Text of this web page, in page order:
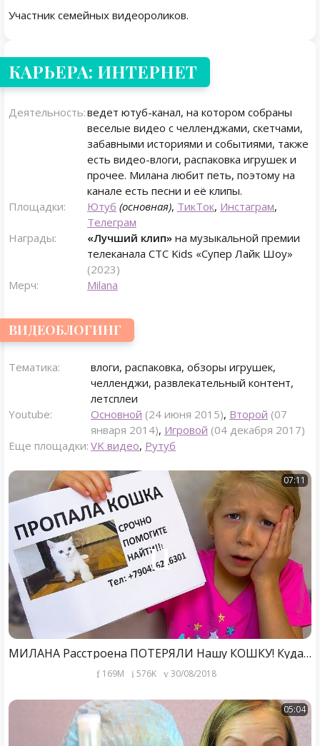
Участник семейных видеороликов.
КАРЬЕРА: ИНТЕРНЕТ
Деятельность:ведет ютуб-канал, на котором собраны
веселые видео с челленджами, скетчами,
забавными историями и событиями, также
есть видео-влоги, распаковка игрушек и
прочее. Милана любит петь, поэтому на
канале есть песни и её клипы.
Площадки:
Ютуб (основная), ТикТок, Инстаграм,
Телеграм
Награды:
«Лучший клип» на музыкальной премии
телеканала СТС Kids «Супер Лайк Шоу»
(2023)
Мерч:
Milana
ВИДЕОБЛОГИНГ
Тематика:
влоги, распаковка, обзоры игрушек,
челленджи, развлекательный контент,
летсплеи
Youtube:
Основной (24 июня 2015), Второй (07
января 2014), Игровой (04 декабря 2017)
Еще площадки: VK видео, Рутуб
07:11
МИЛАНА Расстроена ПОТЕРЯЛИ Нашу КОШКУ! Куда ПРОПАЛА Элька? Скетчи для детей от Family Box
169M 576K 30/08/2018
05:04